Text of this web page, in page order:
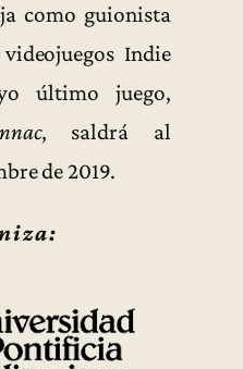
como guionista
Indie
último juego,
, saldrá al
de 2019.